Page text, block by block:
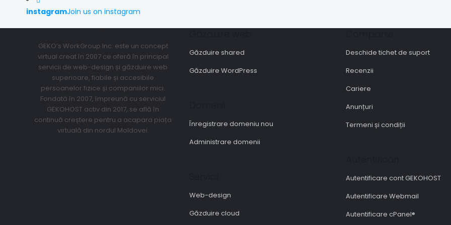
instagramJoin us on instagram
GEKO’s WorkGroup Inc. este un concept
virtual creat în 2007 ce oferă în principal
servicii de web-design și găzduire web
superioare, fiabile și accesibile
persoanelor fizice și companiilor mici.
Fondată în 2007, împreună cu serviciul
GEKOHOST activ din 2017, se află în
continuă creștere pentru a acapara piața
virtuală din nordul Moldovei.
Găzduire shared
Găzduire WordPress
Înregistrare domeniu nou
Administrare domenii
Web-design
Găzduire cloud
Deschide tichet de suport
Recenzii
Cariere
Anunțuri
Termeni și condiții
Autentificare cont GEKOHOST
Autentificare Webmail
Autentificare cPanel®